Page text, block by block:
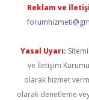
Reklam ve
Yasal Uyarı:
ve İletişim
olarak hizmet
olarak denetleme